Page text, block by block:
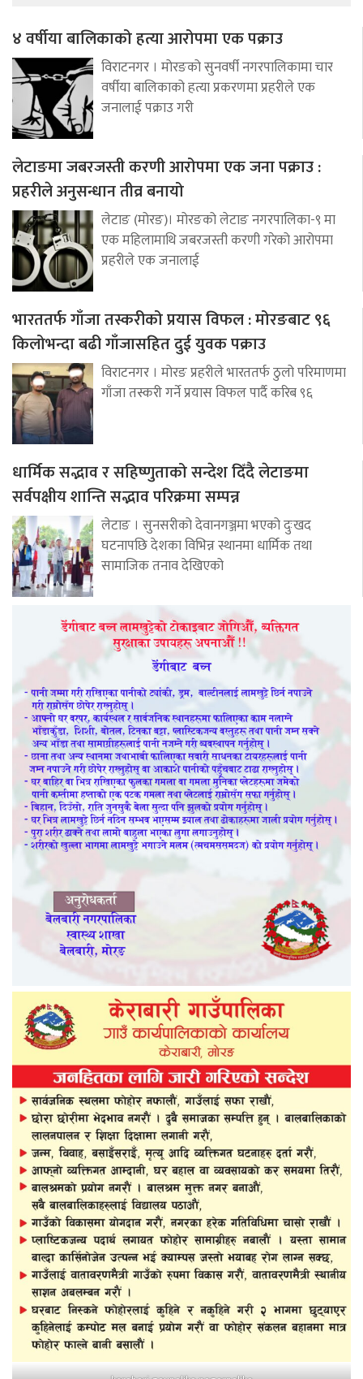
४ वर्षीया बालिकाको हत्या आरोपमा एक पक्राउ
विराटनगर । मोरङको सुनवर्षी नगरपालिकामा चार
वर्षीया बालिकाको हत्या प्रकरणमा प्रहरीले एक
जनालाई पक्राउ गरी
लेटाङमा जबरजस्ती करणी आरोपमा एक जना पक्राउ :
प्रहरीले अनुसन्धान तीव्र बनायो
लेटाङ (मोरङ)। मोरङको लेटाङ नगरपालिका-९ मा
एक महिलामाथि जबरजस्ती करणी गरेको आरोपमा
प्रहरीले एक जनालाई
भारततर्फ गाँजा तस्करीको प्रयास विफल : मोरङबाट ९६
किलोभन्दा बढी गाँजासहित दुई युवक पक्राउ
विराटनगर । मोरङ प्रहरीले भारततर्फ ठुलो परिमाणमा
गाँजा तस्करी गर्ने प्रयास विफल पार्दै करिब ९६
धार्मिक सद्भाव र सहिष्णुताको सन्देश दिँदै लेटाङमा
सर्वपक्षीय शान्ति सद्भाव परिक्रमा सम्पन्न
लेटाङ । सुनसरीको देवानगञ्जमा भएको दुःखद
घटनापछि देशका विभिन्न स्थानमा धार्मिक तथा
सामाजिक तनाव देखिएको